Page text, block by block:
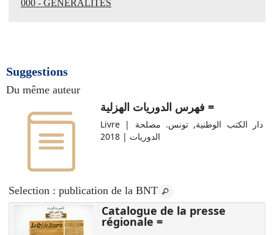
000 - GENERALITES
Suggestions
Du même auteur
فهرس الدوريات الهزلية =
Livre | دار الكتب الوطنية, ‏تونس. مصلحة
الدوريات‏ | 2018
Selection : publication de la BNT
Catalogue de la presse
régionale =